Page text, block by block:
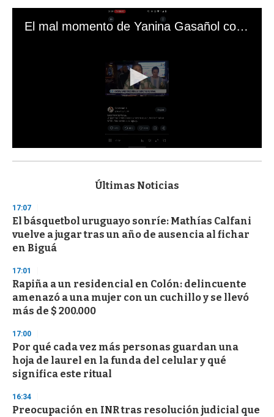
El mal momento de Yanina Gasañol con un hincha argentino en "Subrayado"
s
d
s
o
f
3
s
e
c
o
n
Últimas Noticias
17:07
El básquetbol uruguayo sonríe: Mathías Calfani
vuelve a jugar tras un año de ausencia al fichar
en Biguá
17:01
Rapiña a un residencial en Colón: delincuente
amenazó a una mujer con un cuchillo y se llevó
más de $ 200.000
17:00
Por qué cada vez más personas guardan una
hoja de laurel en la funda del celular y qué
significa este ritual
16:34
Preocupación en INR tras resolución judicial que